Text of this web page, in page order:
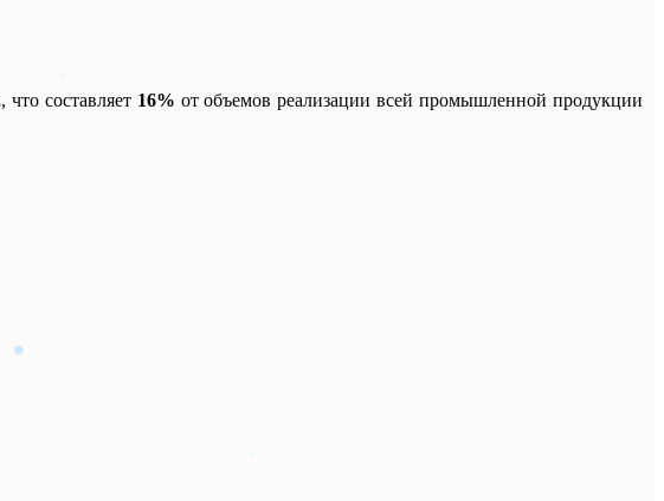
, что составляет 16% от объемов реализации всей промышленной продукции